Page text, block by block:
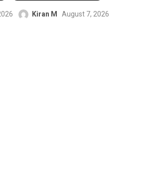
Kiran M August 7, 2026